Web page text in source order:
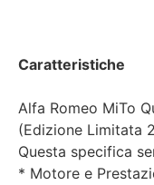
Caratteristiche
Alfa Romeo MiTo
(Edizione Limitata
Questa specifica
* Motore e